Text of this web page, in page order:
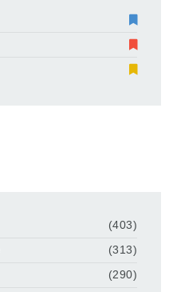
(403)
(313)
(290)